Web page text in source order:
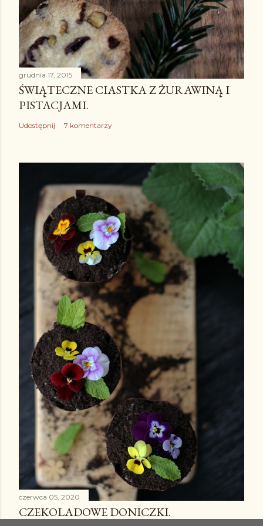
grudnia 17, 2015
ŚWIĄTECZNE CIASTKA Z ŻURAWINĄ I
PISTACJAMI.
Udostępnij 7 komentarzy
czerwca 05, 2020
CZEKOLADOWE DONICZKI.